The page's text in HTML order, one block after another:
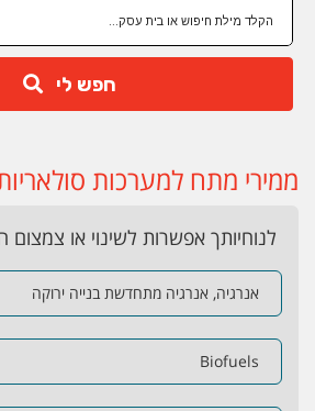
חפש לי
ממירי מתח למערכות
לנוחיותך אפשרות לשינוי או צמצום
אנרגיה, אנרגיה מתחדשת בנייה ירוקה
Biofuels